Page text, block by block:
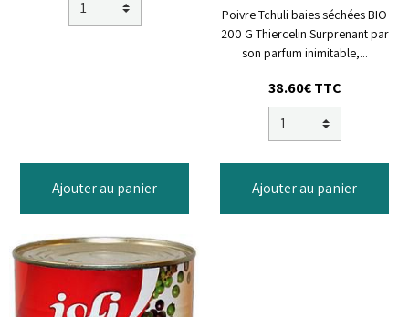
Ajouter au panier
Poivre Tchuli baies séchées BIO
200 G Thiercelin Surprenant par
son parfum inimitable,...
38.60€TTC
Ajouter au panier